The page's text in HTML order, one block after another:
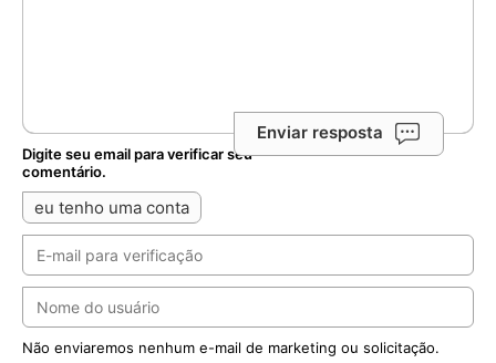
Enviar resposta
Digite seu email para verificar seu
comentário.
eu tenho uma conta
Não enviaremos nenhum e-mail de marketing ou solicitação.